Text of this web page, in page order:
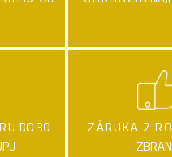
DO 30
ZÁRUKA 2